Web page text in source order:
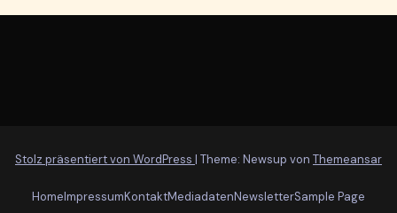
Stolz präsentiert von WordPress | Theme: Newsup von Themeansar
HomeImpressumKontaktMediadatenNewsletterSample Page